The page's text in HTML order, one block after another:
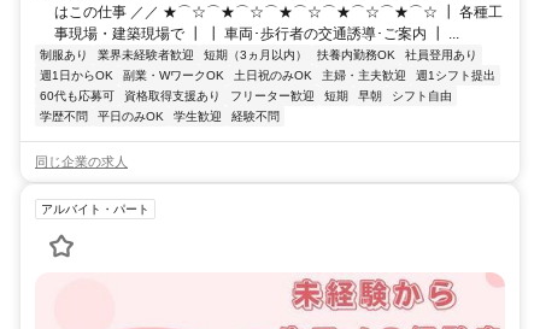
はこの仕事 ／／ ★⌒☆⌒★⌒☆⌒★⌒☆⌒★⌒☆⌒★⌒☆ ┃ 各種工
事現場・建築現場で ┃ ┃ 車両･歩行者の交通誘導･ご案内 ┃ ...
制服あり 業界未経験者歓迎 短期（3ヵ月以内） 扶養内勤務OK
社員登用あり
週1日からOK
副業・WワークOK 土日祝のみOK 主婦・主夫歓迎
週1シフト提出
60代も応募可
資格取得支援あり フリーター歓迎 短期 早朝
シフト自由
学歴不問
平日のみOK 学生歓迎 経験不問
同じ企業の求人
アルバイト・パート